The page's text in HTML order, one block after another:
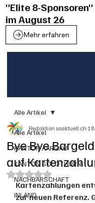
"Elite 8-
im August 26
Mehr erfahren
Alle Artikel
KANTON AARGAU
KANTON SOLOTHURN
NACHBARSCHAFT
INLAND
Alle Artikel
Bye Bye
auf
Redaktion soaktuell.ch
Mit NaN von 5
Kartenzahlungen
zur neuen Referenz.